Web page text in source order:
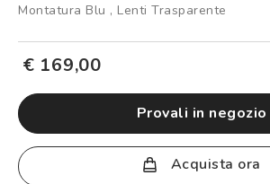
Montatura Blu , Lenti Trasparente
€ 169,00
provali in negozio
Acquista ora